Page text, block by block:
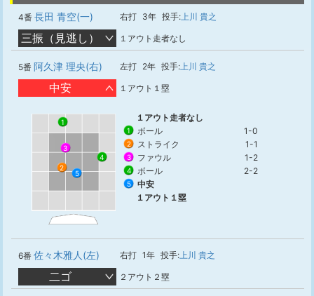
4番 長田 青空(一) 右打 3年 投手:上川 貴之
三振（見逃し） １アウト走者なし
5番 阿久津 理央(右) 左打 2年 投手:上川 貴之
中安 １アウト１塁
1
2
3
4
5
１アウト走者なし
1 ボール 1-0
2 ストライク 1-1
3 ファウル 1-2
4 ボール 2-2
5
中安
１アウト１塁
6番 佐々木雅人(左) 右打 1年 投手:上川 貴之
二ゴ ２アウト２塁